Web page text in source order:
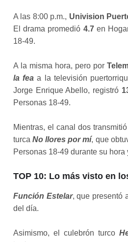
A las 8:00 p.m., Univision
El drama promedió 4.7en
18-49.
A la misma hora, pero por
la fea a la televisión
Jorge Enrique Abello, registró
Personas 18-49.
Mientras, el canal dos
turcaNo llores por mí, que
Personas 18-49 durante su
TOP 10: Lo más visto en
Función Estelar, que presentó
del día.
Asimismo, el culebrón turco